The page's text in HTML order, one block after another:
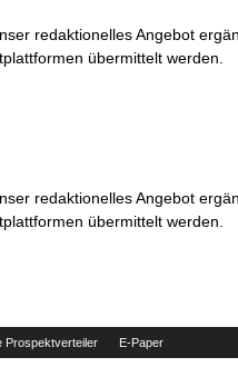
redaktionelles Angebot
übermittelt werden.
redaktionelles Angebot
übermittelt werden.
Prospektverteiler E-Paper